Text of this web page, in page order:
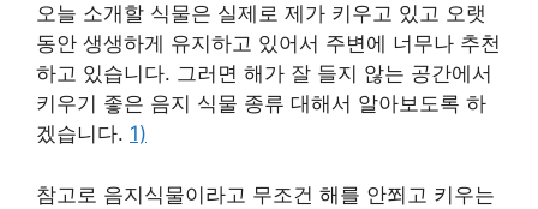
오늘 소개할 식물은 실제로 제가 키우고 있고 오랫
동안 생생하게 유지하고 있어서 주변에 너무나 추천
하고 있습니다. 그러면 해가 잘 들지 않는 공간에서
키우기 좋은 음지 식물 종류 대해서 알아보도록 하
겠습니다. 1)
참고로 음지식물이라고 무조건 해를 안쬐고 키우는